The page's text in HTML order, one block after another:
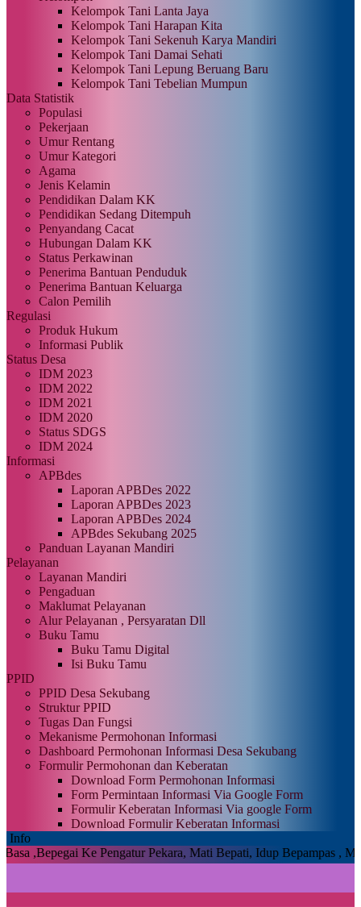
Kelompok Tani Lanta Jaya
Kelompok Tani Harapan Kita
Kelompok Tani Sekenuh Karya Mandiri
Kelompok Tani Damai Sehati
Kelompok Tani Lepung Beruang Baru
Kelompok Tani Tebelian Mumpun
Data Statistik
Populasi
Pekerjaan
Umur Rentang
Umur Kategori
Agama
Jenis Kelamin
Pendidikan Dalam KK
Pendidikan Sedang Ditempuh
Penyandang Cacat
Hubungan Dalam KK
Status Perkawinan
Penerima Bantuan Penduduk
Penerima Bantuan Keluarga
Calon Pemilih
Regulasi
Produk Hukum
Informasi Publik
Status Desa
IDM 2023
IDM 2022
IDM 2021
IDM 2020
Status SDGS
IDM 2024
Informasi
APBdes
Laporan APBDes 2022
Laporan APBDes 2023
Laporan APBDes 2024
APBdes Sekubang 2025
Panduan Layanan Mandiri
Pelayanan
Layanan Mandiri
Pengaduan
Maklumat Pelayanan
Alur Pelayanan , Persyaratan Dll
Buku Tamu
Buku Tamu Digital
Isi Buku Tamu
PPID
PPID Desa Sekubang
Struktur PPID
Tugas Dan Fungsi
Mekanisme Permohonan Informasi
Dashboard Permohonan Informasi Desa Sekubang
Formulir Permohonan dan Keberatan
Download Form Permohonan Informasi
Form Permintaan Informasi Via Google Form
Formulir Keberatan Informasi Via google Form
Download Formulir Keberatan Informasi
Info
Ke Pengatur Pekara, Mati Bepati, Idup Bepampas , Malu